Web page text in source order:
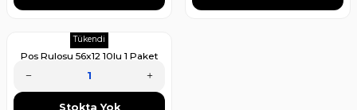
Tükendi
Pos Rulosu 56x12 10lu 1 Paket
Stokta Yok